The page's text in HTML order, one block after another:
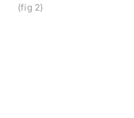
(fig 2)